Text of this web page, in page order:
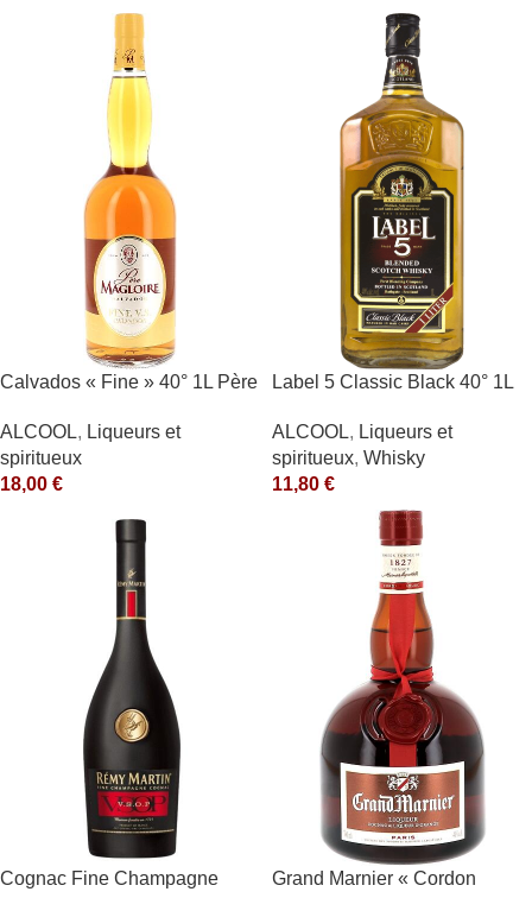
Calvados « Fine » 40° 1L Père
ALCOOL, Liqueurs et
spiritueux
18,00 €
Label 5 Classic Black 40° 1L
ALCOOL, Liqueurs et
spiritueux, Whisky
11,80 €
Cognac Fine Champagne
Grand Marnier « Cordon